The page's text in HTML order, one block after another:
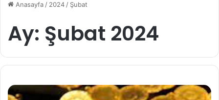
Anasayfa/ 2024/ Şubat
Ay: Şubat 2024